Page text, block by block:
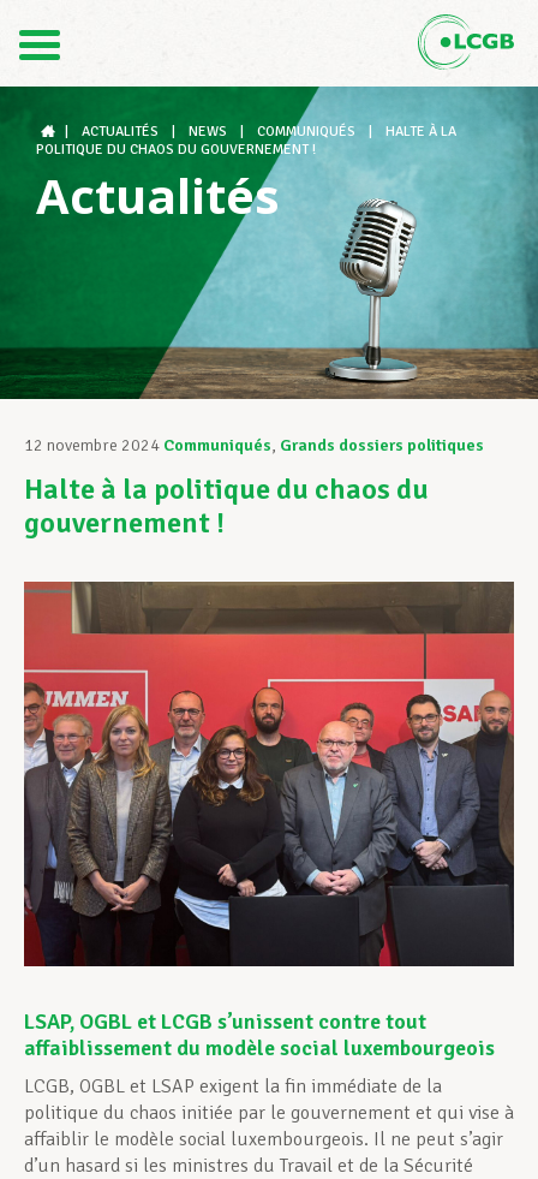
DE
Le LCGB
Structures syndicales
Assistance au Travail
Vos droits
Assistance en vie privée
Développement professionnel
Devenir Membre
Actualités
ACTUALITÉS NEWS COMMUNIQUÉS
HALTE À LA
POLITIQUE DU CHAOS DU GOUVERNEMENT !
Actualités
12 novembre 2024 Communiqués, Grands dossiers politiques
Halte à la politique du chaos du
gouvernement !
LSAP, OGBL et LCGB s’unissent contre tout
affaiblissement du modèle social luxembourgeois
LCGB, OGBL et LSAP exigent la fin immédiate de la
politique du chaos initiée par le gouvernement et qui vise à
affaiblir le modèle social luxembourgeois. Il ne peut s’agir
d’un hasard si les ministres du Travail et de la Sécurité